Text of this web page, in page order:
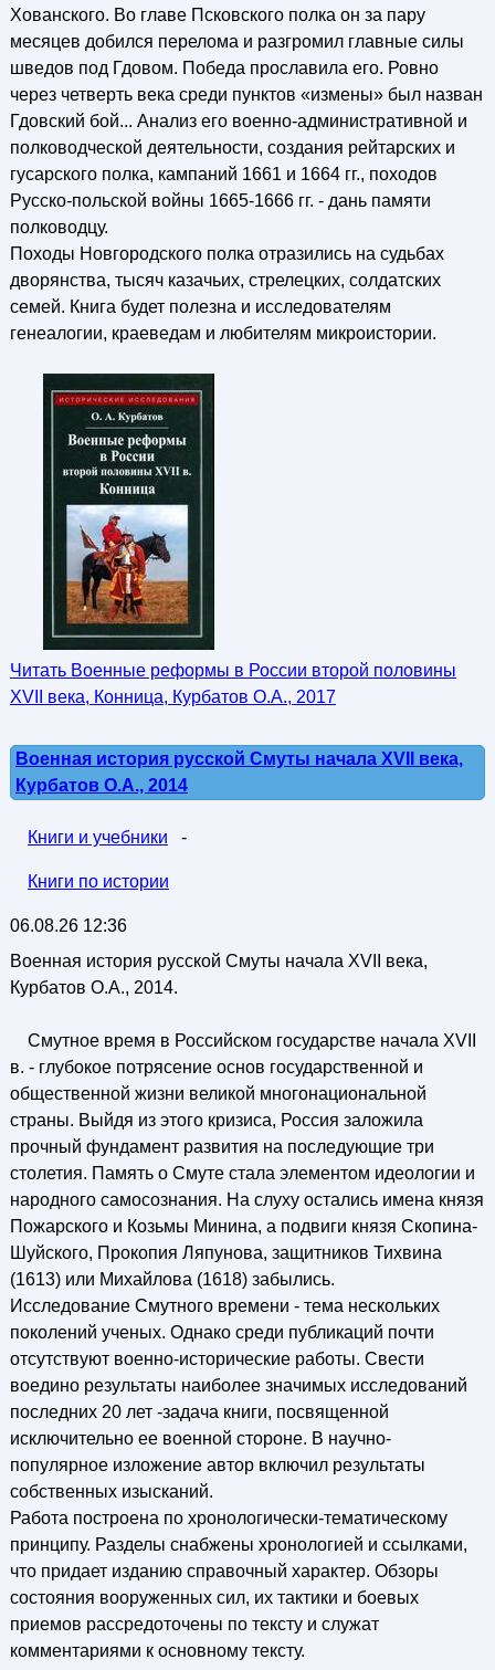
Хованского. Во главе Псковского полка он за пару
месяцев добился перелома и разгромил главные силы
шведов под Гдовом. Победа прославила его. Ровно
через четверть века среди пунктов «измены» был назван
Гдовский бой... Анализ его военно-административной и
полководческой деятельности, создания рейтарских и
гусарского полка, кампаний 1661 и 1664 гг., походов
Русско-польской войны 1665-1666 гг. - дань памяти
полководцу.
Походы Новгородского полка отразились на судьбах
дворянства, тысяч казачьих, стрелецких, солдатских
семей. Книга будет полезна и исследователям
генеалогии, краеведам и любителям микроистории.
Читать Военные реформы в России второй половины
XVII века, Конница, Курбатов О.А., 2017
Военная история русской Смуты начала XVII века,
Курбатов О.А., 2014
Книги и учебники -
Книги по истории
06.08.26 12:36
Военная история русской Смуты начала XVII века,
Курбатов О.А., 2014.
Смутное время в Российском государстве начала XVII
в. - глубокое потрясение основ государственной и
общественной жизни великой многонациональной
страны. Выйдя из этого кризиса, Россия заложила
прочный фундамент развития на последующие три
столетия. Память о Смуте стала элементом идеологии и
народного самосознания. На слуху остались имена князя
Пожарского и Козьмы Минина, а подвиги князя Скопина-
Шуйского, Прокопия Ляпунова, защитников Тихвина
(1613) или Михайлова (1618) забылись.
Исследование Смутного времени - тема нескольких
поколений ученых. Однако среди публикаций почти
отсутствуют военно-исторические работы. Свести
воедино результаты наиболее значимых исследований
последних 20 лет -задача книги, посвященной
исключительно ее военной стороне. В научно-
популярное изложение автор включил результаты
собственных изысканий.
Работа построена по хронологически-тематическому
принципу. Разделы снабжены хронологией и ссылками,
что придает изданию справочный характер. Обзоры
состояния вооруженных сил, их тактики и боевых
приемов рассредоточены по тексту и служат
комментариями к основному тексту.